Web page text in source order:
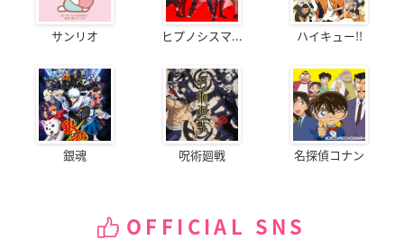
サンリオ ヒプノシスマ... ハイキュー!!
銀魂 呪術廻戦 名探偵コナン
OFFICIAL SNS